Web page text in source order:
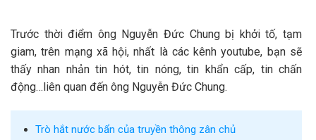
Trước thời điểm ông Nguyễn Đức Chung bị khởi tố, tạm
giam, trên mạng xã hội, nhất là các kênh youtube, bạn sẽ
thấy nhan nhản tin hót, tin nóng, tin khẩn cấp, tin chấn
động…liên quan đến ông Nguyễn Đức Chung.
Trò hắt nước bẩn của truyền thông zân chủ